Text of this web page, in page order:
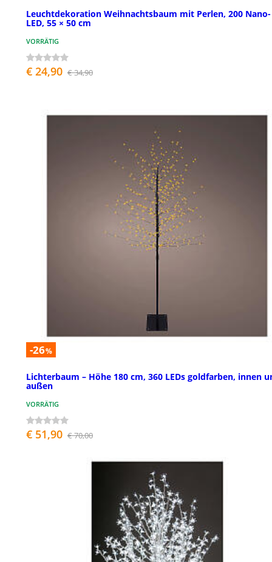
Leuchtdekoration Weihnachtsbaum mit Perlen, 200 Nano-
LED, 55 × 50 cm
VORRÄTIG
€ 24,90 € 34,90
-26%
Lichterbaum – Höhe 180 cm, 360 LEDs goldfarben, innen
außen
VORRÄTIG
€ 51,90 € 70,00